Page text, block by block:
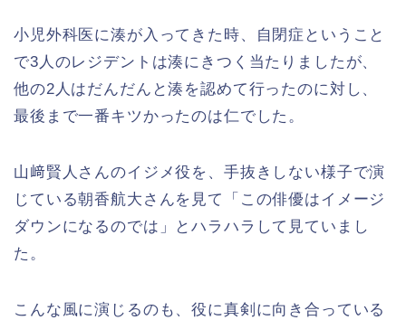
小児外科医に湊が入ってきた時、自閉症ということ
で3人のレジデントは湊にきつく当たりましたが、
他の2人はだんだんと湊を認めて行ったのに対し、
最後まで一番キツかったのは仁でした。
山﨑賢人さんのイジメ役を、手抜きしない様子で演
じている朝香航大さんを見て「この俳優はイメージ
ダウンになるのでは」とハラハラして見ていまし
た。
こんな風に演じるのも、役に真剣に向き合っている